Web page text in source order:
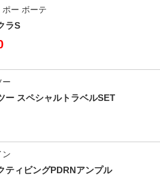
ポー ボーテ
ラS
ー
ー スペシャルトラベルSET
ン
ティビングPDRNアンプル